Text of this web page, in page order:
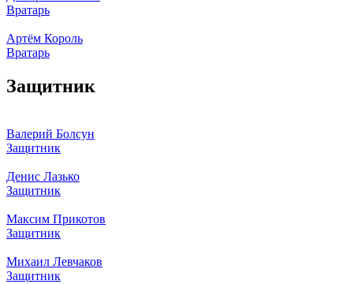
Вратарь
Артём Король
Вратарь
Защитник
Валерий Болсун
Защитник
Денис Лазько
Защитник
Максим Прикотов
Защитник
Михаил Левчаков
Защитник